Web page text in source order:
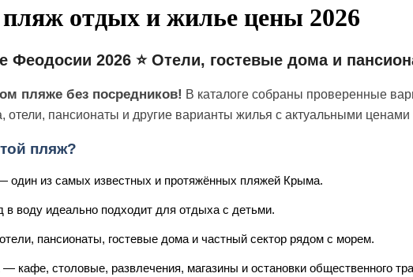
отдых и жилье цены 2026
2026 ⭐ Отели, гостевые дома и
пляже без посредников! В каталоге собраны проверенные
отели, пансионаты и другие варианты жилья с актуальными
пляж?
один из самых известных и протяжённых пляжей Крыма.
в воду идеально подходит для отдыха с детьми.
пансионаты, гостевые дома и частный сектор рядом с морем.
— кафе, столовые, развлечения, магазины и остановки общественного